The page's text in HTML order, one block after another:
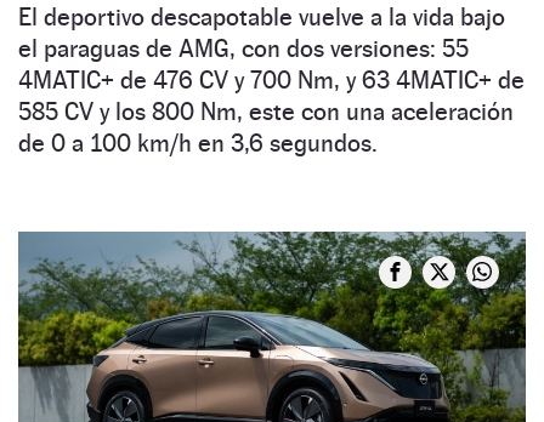
El deportivo descapotable vuelve a la vida bajo
el paraguas de AMG, con dos versiones: 55
4MATIC+ de 476 CV y 700 Nm, y 63 4MATIC+ de
585 CV y los 800 Nm, este con una aceleración
de 0 a 100 km/h en 3,6 segundos.